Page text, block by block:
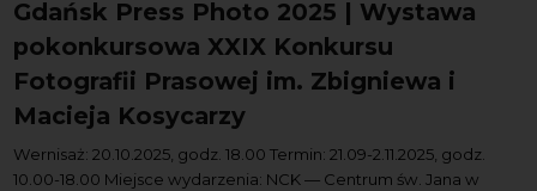
Gdańsk Press Photo 2025 | Wystawa
pokonkursowa XXIX Konkursu
Fotografii Prasowej im. Zbigniewa i
Macieja Kosycarzy
Wernisaż: 20.10.2025, godz. 18.00 Termin: 21.09-2.11.2025, godz.
10.00-18.00 Miejsce wydarzenia: NCK — Centrum św. Jana w